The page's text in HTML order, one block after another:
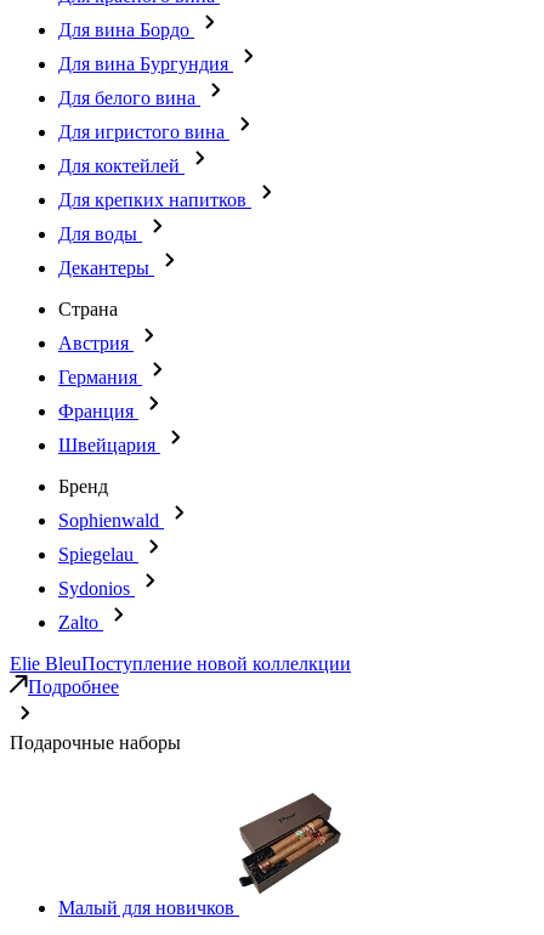
Для вина Бордо
Для вина Бургундия
Для белого вина
Для игристого вина
Для коктейлей
Для крепких напитков
Для воды
Декантеры
Страна
Австрия
Германия
Франция
Швейцария
Бренд
Sophienwald
Spiegelau
Sydonios
Zalto
Elie BleuПоступление новой коллелкции
Подробнее
Подарочные наборы
Малый для новичков